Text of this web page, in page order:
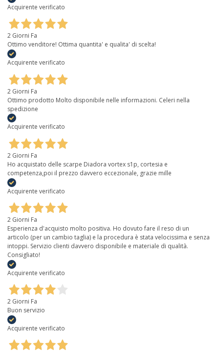
Acquirente verificato
2 Giorni Fa
Ottimo venditore! Ottima quantita' e qualita' di scelta!
Acquirente verificato
2 Giorni Fa
Ottimo prodotto Molto disponibile nelle informazioni. Celeri nella
spedizione
Acquirente verificato
2 Giorni Fa
Ho acquistato delle scarpe Diadora vortex s1p, cortesia e
competenza,poi il prezzo davvero eccezionale, grazie mille
Acquirente verificato
2 Giorni Fa
Esperienza d'acquisto molto positiva. Ho dovuto fare il reso di un
articolo (per un cambio taglia) e la procedura è stata velocissima e senza
intoppi. Servizio clienti davvero disponibile e materiale di qualità.
Consigliato!
Acquirente verificato
2 Giorni Fa
Buon servizio
Acquirente verificato